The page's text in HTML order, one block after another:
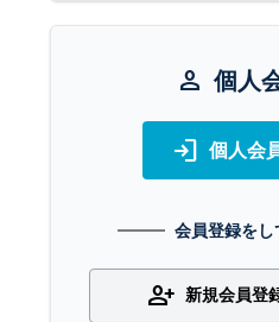
person 個人
login 個人会
会員登録を
person_add 新規会員登